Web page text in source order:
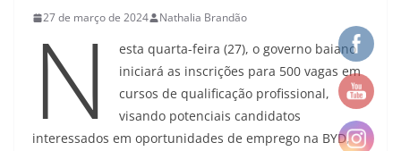
27 de março de 2024 Nathalia Brandão
N
esta quarta-feira (27), o governo baiano
iniciará as inscrições para 500 vagas em
cursos de qualificação profissional,
visando potenciais candidatos
interessados em oportunidades de emprego na BYD,